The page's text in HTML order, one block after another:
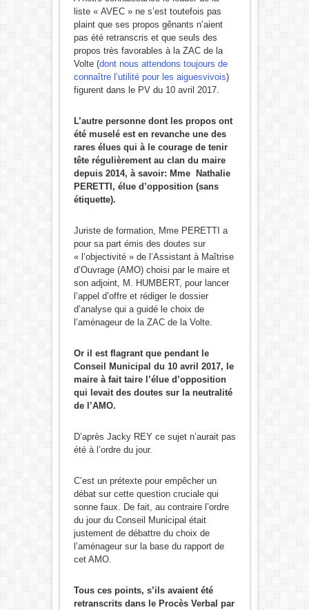
liste « AVEC » ne s’est toutefois pas
plaint que ses propos gênants n’aient
pas été retranscris et que seuls des
propos très favorables à la ZAC de la
Volte (dont nous attendons toujours de
connaître l’utilité pour les aiguesvivois)
figurent dans le PV du 10 avril 2017.
L’autre personne dont les propos ont
été muselé est en revanche une des
rares élues qui à le courage de tenir
tête régulièrement au clan du maire
depuis 2014, à savoir: Mme Nathalie
PERETTI, élue d’opposition (sans
étiquette).
Juriste de formation, Mme PERETTI a
pour sa part émis des doutes sur
« l’objectivité » de l’Assistant à Maîtrise
d’Ouvrage (AMO) choisi par le maire et
son adjoint, M. HUMBERT, pour lancer
l’appel d’offre et rédiger le dossier
d’analyse qui a guidé le choix de
l’aménageur de la ZAC de la Volte.
Or il est flagrant que pendant le
Conseil Municipal du 10 avril 2017, le
maire à fait taire l’élue d’opposition
qui levait des doutes sur la neutralité
de l’AMO.
D’après Jacky REY ce sujet n’aurait pas
été à l’ordre du jour.
C’est un prétexte pour empêcher un
débat sur cette question cruciale qui
sonne faux. De fait, au contraire l’ordre
du jour du Conseil Municipal était
justement de débattre du choix de
l’aménageur sur la base du rapport de
cet AMO.
Tous ces points, s’ils avaient été
retranscrits dans le Procès Verbal par